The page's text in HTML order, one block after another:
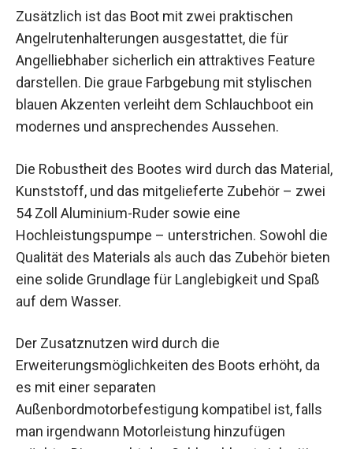
Zusätzlich ist das Boot mit zwei praktischen
Angelrutenhalterungen ausgestattet, die für
Angelliebhaber sicherlich ein attraktives Feature
darstellen. Die graue Farbgebung mit stylischen
blauen Akzenten verleiht dem Schlauchboot ein
modernes und ansprechendes Aussehen.
Die Robustheit des Bootes wird durch das Material,
Kunststoff, und das mitgelieferte Zubehör – zwei
54 Zoll Aluminium-Ruder sowie eine
Hochleistungspumpe – unterstrichen. Sowohl die
Qualität des Materials als auch das Zubehör bieten
eine solide Grundlage für Langlebigkeit und Spaß
auf dem Wasser.
Der Zusatznutzen wird durch die
Erweiterungsmöglichkeiten des Boots erhöht, da
es mit einer separaten
Außenbordmotorbefestigung kompatibel ist, falls
man irgendwann Motorleistung hinzufügen